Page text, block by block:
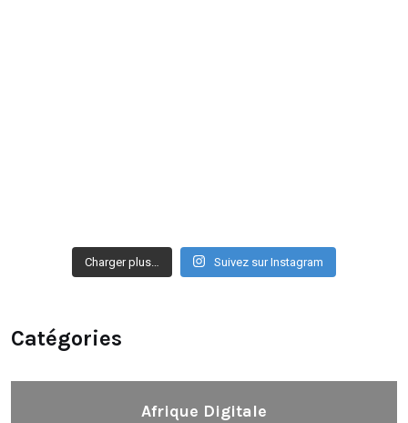
Charger plus… Suivez sur Instagram
Catégories
Afrique Digitale